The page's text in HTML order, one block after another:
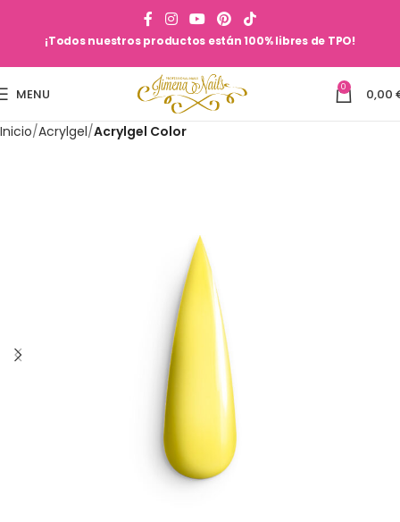
¡Todos nuestros productos están 100% libres de TPO!
MENU 0 0,00
Inicio Acrylgel Acrylgel Color